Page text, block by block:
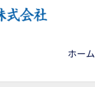
ホーム